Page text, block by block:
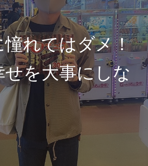
憧れてはダメ！
を大事にしな